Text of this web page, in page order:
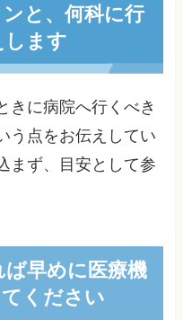
と、何科に行
ます
きに病院へ行くべき
う点をお伝えしてい
まず、目安として参
早めに医療機
ください